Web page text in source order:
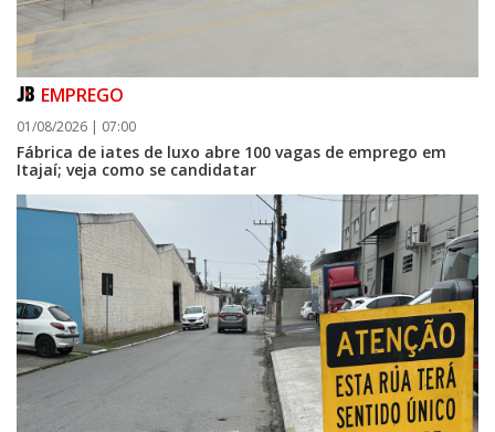
EMPREGO
01/08/2026 | 07:00
Fábrica de iates de luxo abre 100 vagas de emprego em
Itajaí; veja como se candidatar